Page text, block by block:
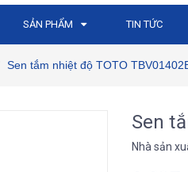
SẢN PHẨM TIN TỨC
Sen tắm nhiệt độ TOTO
Sen
Nhà sản